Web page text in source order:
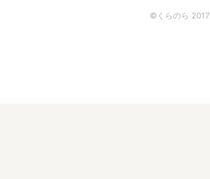
©くらのら 2017.